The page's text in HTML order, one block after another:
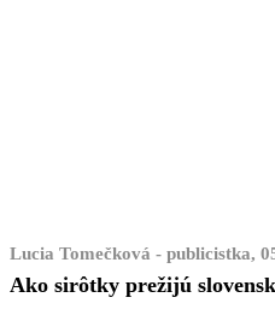
Lucia Tomečková - publicistka,
Ako sirôtky prežijú